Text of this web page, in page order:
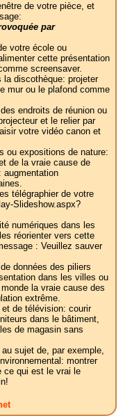
de votre pièce, et
par
votre école ou
cette présentation
screensaver.
la discothèque: projeter
mur ou le plafond comme
endroits de réunion ou
et le relier par
votre vidéo canon et
ou expositions de nature:
de la vraie cause de
augmentation
télégraphier de votre
Slideshow.aspx?
numériques dans les
réorienter vers cette
: Veuillez sauver
données des piliers
dans les villes ou
la vraie cause des
extrême.
de télévision: courir
dans le bâtiment,
de magasin sans
sujet de, par exemple,
montrer
ce qui est le vrai le